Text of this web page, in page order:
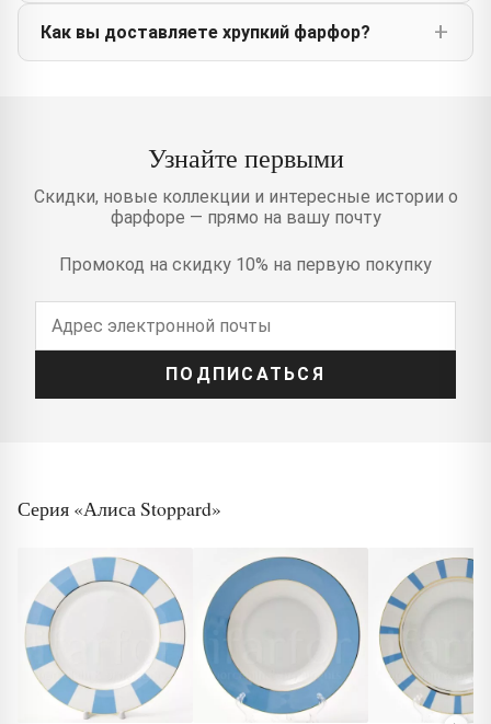
Как вы доставляете хрупкий фарфор?
Узнайте первыми
Скидки, новые коллекции и интересные истории о
фарфоре — прямо на вашу почту
Промокод на скидку 10% на первую покупку
ПОДПИСАТЬСЯ
Серия «Алиса Stoppard»